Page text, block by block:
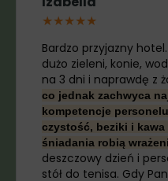
★★★★★
Bardzo przyjazny
dużo zieleni, konie,
na 3 dni i naprawdę z
co jednak zachwyca
kompetencje
czystość, beziki i
śniadania robią
deszczowy dzień i
stół do tenisa. Gdy